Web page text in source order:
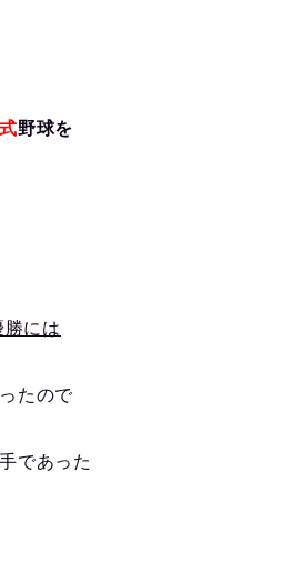
野球を
には
たので
であった